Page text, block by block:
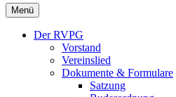
Menü
Der RVPG
Vorstand
Vereinslied
Dokumente & Formulare
Satzung